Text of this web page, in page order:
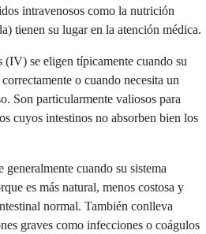
intravenosos como la nutrición
tienen su lugar en la atención médica.
se eligen típicamente cuando su
o cuando necesita un
Son particularmente valiosos para
cuyos intestinos no absorben bien los
cuando su sistema
es más natural, menos costosa y
normal. También conlleva
graves como infecciones o coágulos